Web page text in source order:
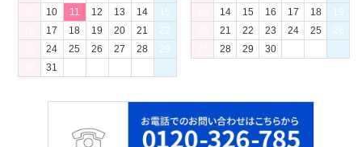
10 11 12 13 14
15
17 18 19 20 21
22
24 25 26 27 28
29
31
14 15 16 17 18
19
21 22 23 24 25
26
28 29 30